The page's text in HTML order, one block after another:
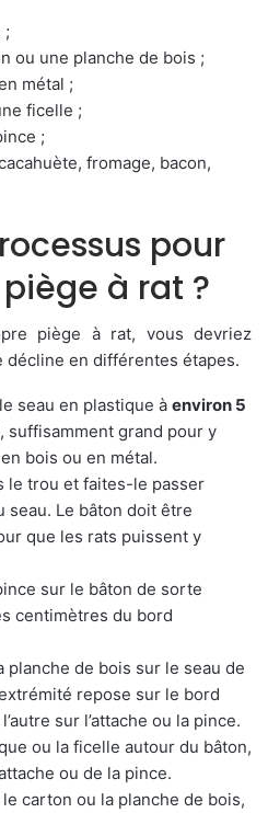
;
ou une planche de bois ;
métal ;
ficelle ;
;
fromage, bacon,
pour
à rat ?
piège à rat, vous devriez
décline en différentes étapes.
seau en plastique à environ 5
, suffisamment grand pour y
bois ou en métal.
le trou et faites-le passer
seau. Le bâton doit être
que les rats puissent y
sur le bâton de sorte
centimètres du bord
planche de bois sur le seau de
repose sur le bord
sur l’attache ou la pince.
ou la ficelle autour du bâton,
ou de la pince.
le carton ou la planche de bois,